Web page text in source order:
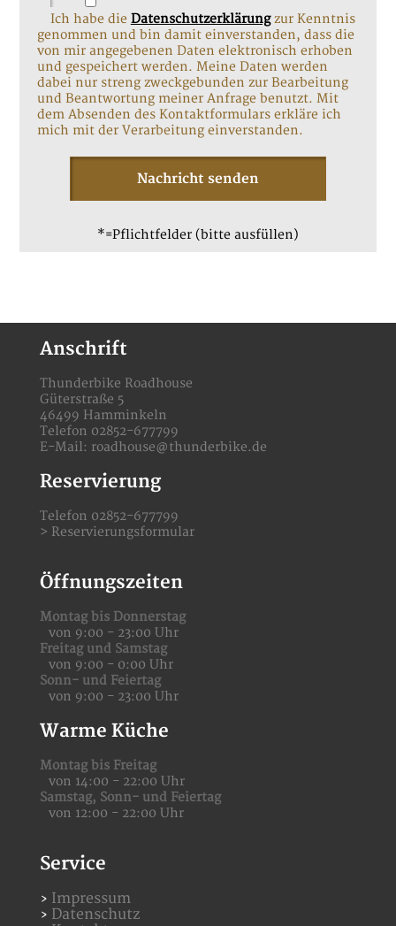
Ich habe die Datenschutzerklärungzur Kenntnis
genommen und bin damit einverstanden, dass die
von mir angegebenen Daten elektronisch erhoben
und gespeichert werden. Meine Daten werden
dabei nur streng zweckgebunden zur Bearbeitung
und Beantwortung meiner Anfrage benutzt. Mit
dem Absenden des Kontaktformulars erkläre ich
mich mit der Verarbeitung einverstanden.
*=Pflichtfelder (bitte ausfüllen)
Anschrift
Thunderbike Roadhouse
Güterstraße 5
46499 Hamminkeln
Telefon 02852-677799
E-Mail: roadhouse@thunderbike.de
Reservierung
Telefon 02852-677799
> Reservierungsformular
Öffnungszeiten
Montag bis Donnerstag
von 9:00 - 23:00 Uhr
Freitag und Samstag
von 9:00 - 0:00 Uhr
Sonn- und Feiertag
von 9:00 - 23:00 Uhr
Warme Küche
Montag bis Freitag
von 14:00 - 22:00 Uhr
Samstag, Sonn- und Feiertag
von 12:00 - 22:00 Uhr
Service
Impressum
Datenschutz